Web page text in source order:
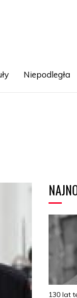
Niepodległa
130 lat